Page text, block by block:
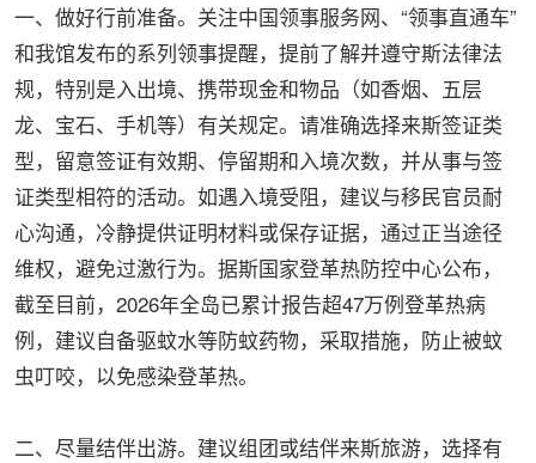
一、做好行前准备。关注中国领事服务网、“领事直通车”
和我馆发布的系列领事提醒，提前了解并遵守斯法律法
规，特别是入出境、携带现金和物品（如香烟、五层
龙、宝石、手机等）有关规定。请准确选择来斯签证类
型，留意签证有效期、停留期和入境次数，并从事与签
证类型相符的活动。如遇入境受阻，建议与移民官员耐
心沟通，冷静提供证明材料或保存证据，通过正当途径
维权，避免过激行为。据斯国家登革热防控中心公布，
截至目前，2026年全岛已累计报告超47万例登革热病
例，建议自备驱蚊水等防蚊药物，采取措施，防止被蚊
虫叮咬，以免感染登革热。
二、尽量结伴出游。建议组团或结伴来斯旅游，选择有